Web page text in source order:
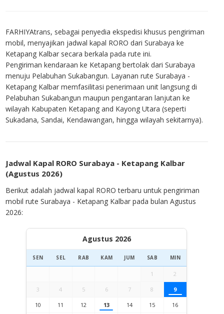
FARHIYAtrans, sebagai penyedia ekspedisi khusus pengiriman
mobil, menyajikan jadwal kapal RORO dari Surabaya ke
Ketapang Kalbar secara berkala pada rute ini.
Pengiriman kendaraan ke Ketapang bertolak dari Surabaya
menuju Pelabuhan Sukabangun. Layanan rute Surabaya -
Ketapang Kalbar memfasilitasi penerimaan unit langsung di
Pelabuhan Sukabangun maupun pengantaran lanjutan ke
wilayah Kabupaten Ketapang and Kayong Utara (seperti
Sukadana, Sandai, Kendawangan, hingga wilayah sekitarnya).
Jadwal Kapal RORO Surabaya - Ketapang Kalbar
(Agustus 2026)
Berikut adalah jadwal kapal RORO terbaru untuk pengiriman
mobil rute Surabaya - Ketapang Kalbar pada bulan Agustus
2026:
Agustus 2026
SEN SEL RAB KAM JUM SAB MIN
1 2
3 4 5 6 7 8 9
10 11 12 13 14 15 16